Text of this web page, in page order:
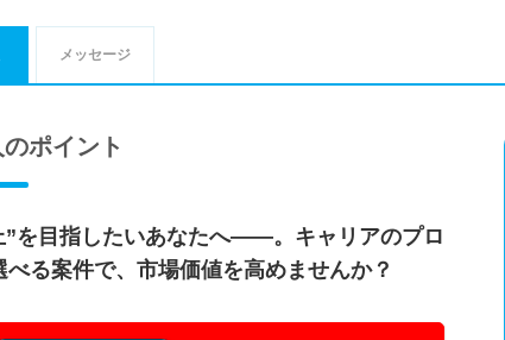
メッセージ
ポイント
”を目指したいあなたへ――。キャリアのプロ
べる案件で、市場価値を高めませんか？